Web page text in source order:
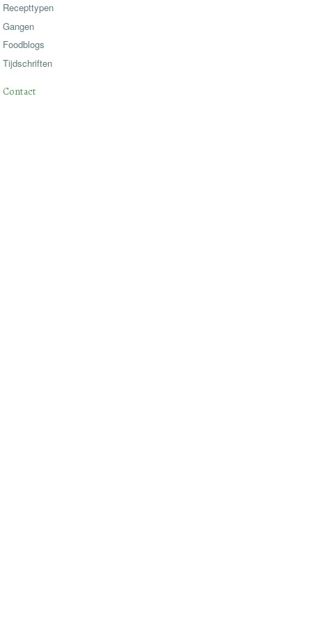
Recepttypen
Gangen
Foodblogs
Tijdschriften
Contact